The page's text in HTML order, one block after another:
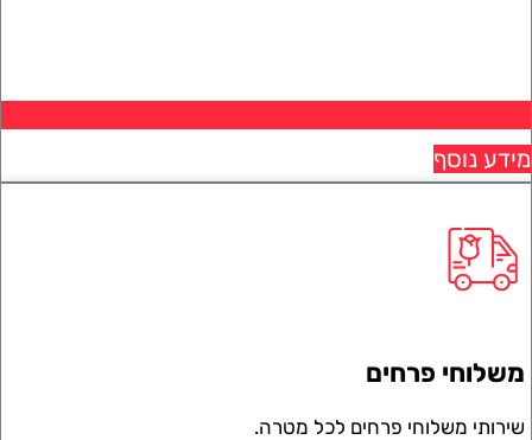
נוסף
פרחים
משלוחי פרחים לכל מטרה.